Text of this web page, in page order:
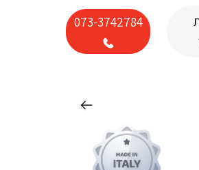
073-3742784